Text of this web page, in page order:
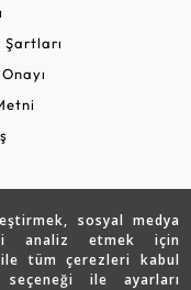
sosyal medya
analiz etmek için
ile tüm çerezleri kabul
seçeneği ile ayarları
Şartları